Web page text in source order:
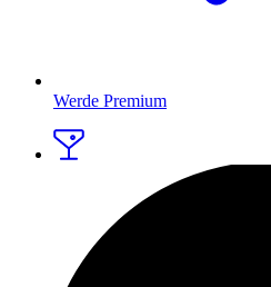
Werde Premium